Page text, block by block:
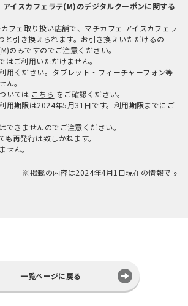
イスカフェラテ(M)のデジタルクーポンに関する
フェ取り扱い店舗で、マチカフェ アイスカフェラ
と引き換えられます。お引き換えいただけるの
のみですのでご注意ください。
ご利用いただけません。
用ください。タブレット・フィーチャーフォン等
ん。
いては こちら をご確認ください。
用期限は2024年5月31日です。利用期限までにご
きませんのでご注意ください。
再発行は致しかねます。
ん。
※掲載の内容は2024年4月1日現在の情報です
一覧ページに戻る